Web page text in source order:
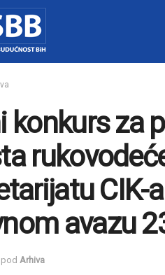
konkurs za
CIK-
avazu
pod Arhiva